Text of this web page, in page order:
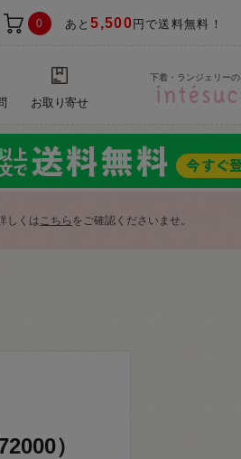
0 あと5,500 円で送料無料！
お取り寄せ
下着・ランジェリー
しくはこちら をご確認くださいませ。
）